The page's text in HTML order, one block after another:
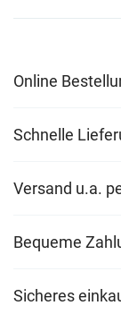
Online
Schnelle
Versand u.a.
Bequeme
Sicheres